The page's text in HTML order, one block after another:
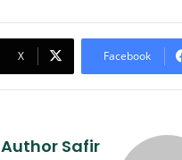
Facebook
X
Author Safir